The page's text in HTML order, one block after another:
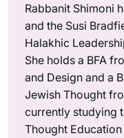
Rabbanit Shimoni
and the Susi
Halakhic
She holds a BFA
and Design and a
Jewish Thought
currently studying
Thought